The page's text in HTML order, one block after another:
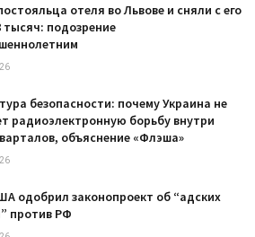
отеля во Львове и сняли с его
тысяч: подозрение
безопасности: почему Украина не
радиоэлектронную борьбу внутри
объяснение «Флэша»
одобрил законопроект об “адских
против РФ